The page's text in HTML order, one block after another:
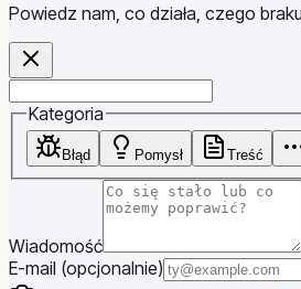
Powiedz nam, co działa, czego
Website
Kategoria
Błąd Pomysł Treść
Wiadomość
E-mail (opcjonalnie)